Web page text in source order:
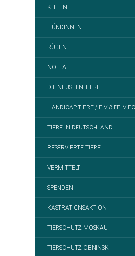
KITTEN
HÜNDINNEN
RÜDEN
NOTFÄLLE
DIE NEUSTEN TIERE
HANDICAP TIERE / FIV & FELV
TIERE IN DEUTSCHLAND
RESERVIERTE TIERE
VERMITTELT
SPENDEN
KASTRATIONSAKTION
TIERSCHUTZ MOSKAU
TIERSCHUTZ OBNINSK